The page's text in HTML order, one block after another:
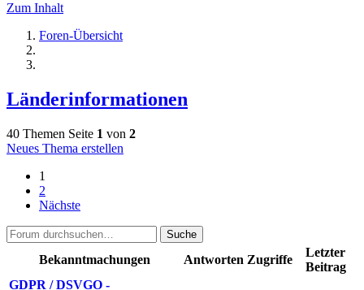
Zum Inhalt
Foren-Übersicht
Länderinformationen
40 Themen Seite 1 von 2
Neues Thema erstellen
1
2
Nächste
Suche
Bekanntmachungen Antworten Zugriffe
Letzter
Beitrag
GDPR / DSVGO -